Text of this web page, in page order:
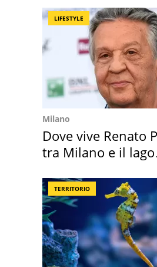
LIFESTYLE
Milano
Dove vive Renato
tra Milano e il lago
TERRITORIO